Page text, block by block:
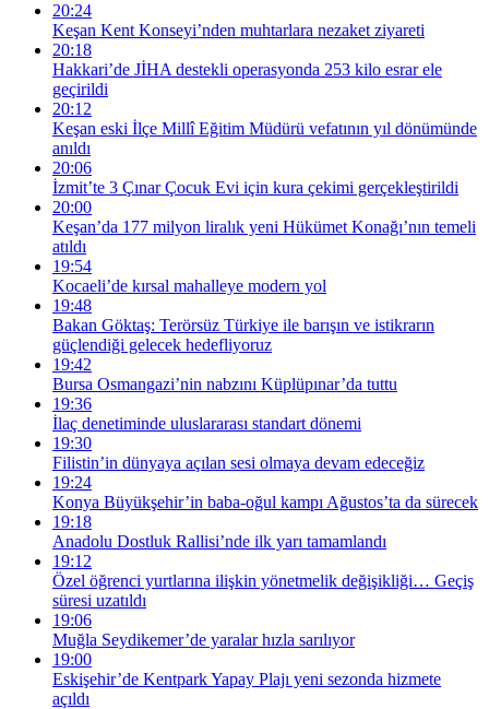
20:24
Keşan Kent Konseyi’nden muhtarlara nezaket ziyareti
20:18
Hakkari’de JİHA destekli operasyonda 253 kilo esrar ele
geçirildi
20:12
Keşan eski İlçe Millî Eğitim Müdürü vefatının yıl dönümünde
anıldı
20:06
İzmit’te 3 Çınar Çocuk Evi için kura çekimi gerçekleştirildi
20:00
Keşan’da 177 milyon liralık yeni Hükümet Konağı’nın temeli
atıldı
19:54
Kocaeli’de kırsal mahalleye modern yol
19:48
Bakan Göktaş: Terörsüz Türkiye ile barışın ve istikrarın
güçlendiği gelecek hedefliyoruz
19:42
Bursa Osmangazi’nin nabzını Küplüpınar’da tuttu
19:36
İlaç denetiminde uluslararası standart dönemi
19:30
Filistin’in dünyaya açılan sesi olmaya devam edeceğiz
19:24
Konya Büyükşehir’in baba-oğul kampı Ağustos’ta da sürecek
19:18
Anadolu Dostluk Rallisi’nde ilk yarı tamamlandı
19:12
Özel öğrenci yurtlarına ilişkin yönetmelik değişikliği… Geçiş
süresi uzatıldı
19:06
Muğla Seydikemer’de yaralar hızla sarılıyor
19:00
Eskişehir’de Kentpark Yapay Plajı yeni sezonda hizmete
açıldı